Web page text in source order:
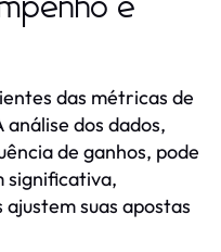
e
das métricas de
dos dados,
de ganhos, pode
significativa,
suas apostas